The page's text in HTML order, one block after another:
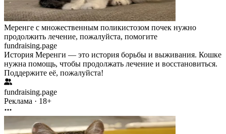
Меренге с множественным поликистозом почек нужно
продолжить лечение, пожалуйста, помогите
fundraising.page
История Меренги — это история борьбы и выживания. Кошке
нужна помощь, чтобы продолжать лечение и восстановиться.
Поддержите её, пожалуйста!
fundraising.page
Реклама · 18+